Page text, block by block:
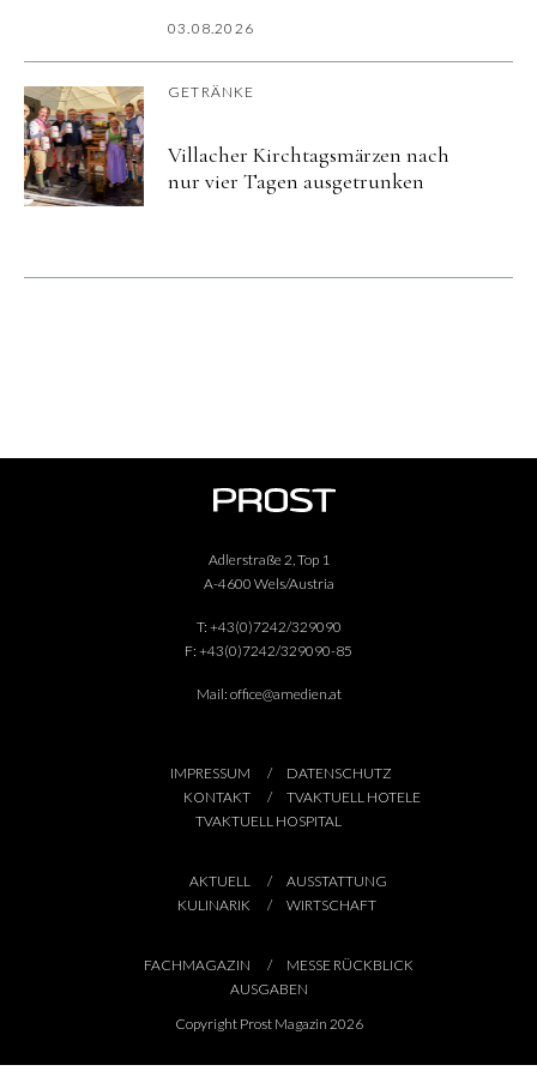
03.08.2026
GETRÄNKE
Villacher Kirchtagsmärzen nach
nur vier Tagen ausgetrunken
Adlerstraße 2, Top 1
A-4600 Wels/Austria
T: +43(0)7242/329090
F: +43(0)7242/329090-85
Mail: office@amedien.at
IMPRESSUM
DATENSCHUTZ
KONTAKT
TVAKTUELL HOTELE
TVAKTUELL HOSPITAL
AKTUELL
AUSSTATTUNG
KULINARIK
WIRTSCHAFT
FACHMAGAZIN
MESSE RÜCKBLICK
AUSGABEN
Copyright Prost Magazin 2026